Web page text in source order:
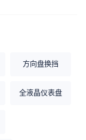
方向盘换挡
全液晶仪表盘